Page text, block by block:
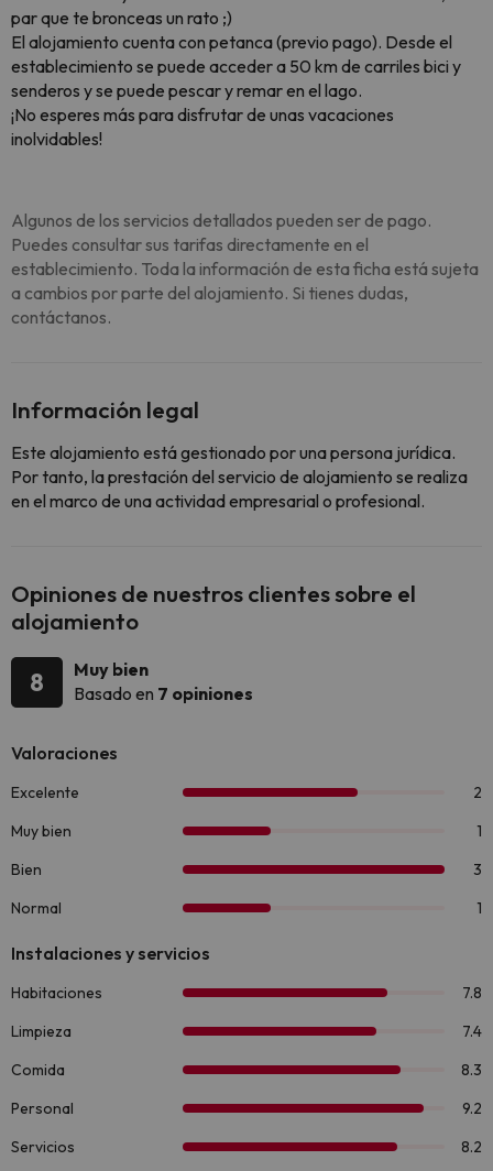
par que te bronceas un rato ;)
El alojamiento cuenta con petanca (previo pago). Desde el
establecimiento se puede acceder a 50 km de carriles bici y
senderos y se puede pescar y remar en el lago.
¡No esperes más para disfrutar de unas vacaciones
inolvidables!
Algunos de los servicios detallados pueden ser de pago.
Puedes consultar sus tarifas directamente en el
establecimiento. Toda la información de esta ficha está sujeta
a cambios por parte del alojamiento. Si tienes dudas,
contáctanos.
Información legal
Este alojamiento está gestionado por una persona jurídica.
Por tanto, la prestación del servicio de alojamiento se realiza
en el marco de una actividad empresarial o profesional.
Opiniones de nuestros clientes sobre el
alojamiento
8
Muy bien
Basado en 7 opiniones